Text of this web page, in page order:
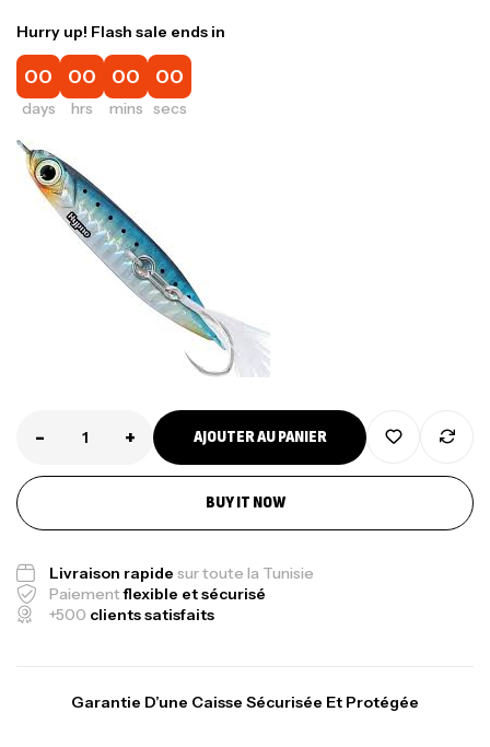
Hurry up! Flash sale ends in
00
days
00
hrs
00
mins
00
secs
- + AJOUTER AU PANIER
BUY IT NOW
Livraison rapide sur toute la Tunisie
Paiementflexible et sécurisé
+500 clients satisfaits
Garantie D’une Caisse Sécurisée Et Protégée